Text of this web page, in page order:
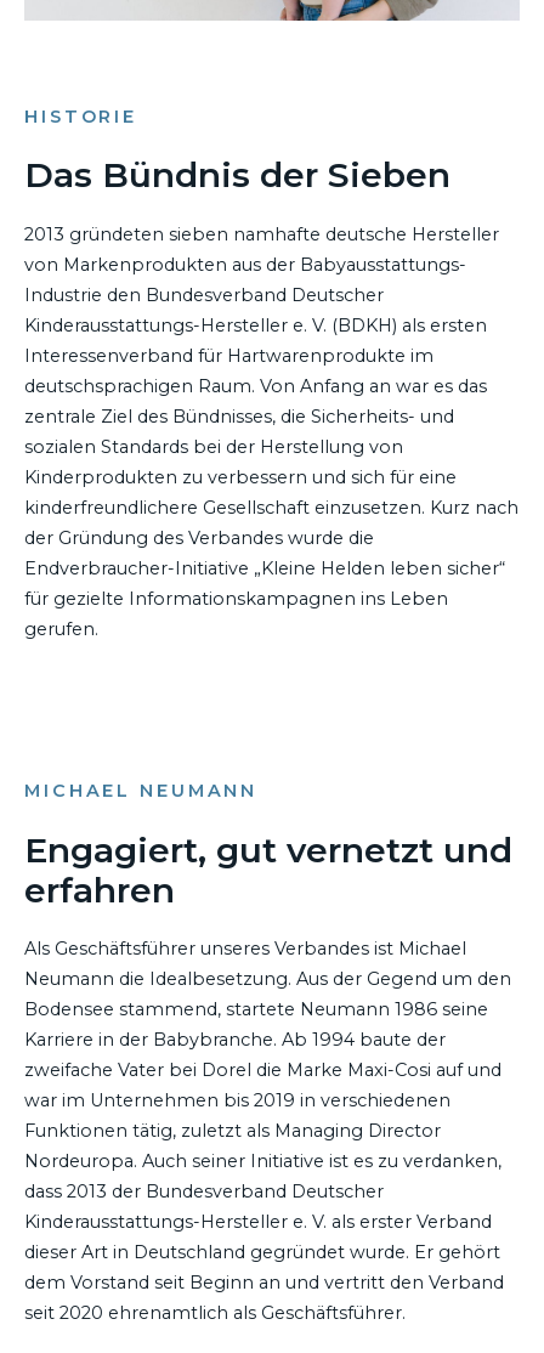
HISTORIE
Das Bündnis der Sieben
2013 gründeten sieben namhafte deutsche Hersteller
von Markenprodukten aus der Babyausstattungs-
Industrie den Bundesverband Deutscher
Kinderausstattungs-Hersteller e. V. (BDKH) als ersten
Interessenverband für Hartwarenprodukte im
deutschsprachigen Raum. Von Anfang an war es das
zentrale Ziel des Bündnisses, die Sicherheits- und
sozialen Standards bei der Herstellung von
Kinderprodukten zu verbessern und sich für eine
kinderfreundlichere Gesellschaft einzusetzen. Kurz nach
der Gründung des Verbandes wurde die
Endverbraucher-Initiative „Kleine Helden leben sicher“
für gezielte Informationskampagnen ins Leben
gerufen.
MICHAEL NEUMANN
Engagiert, gut vernetzt und
erfahren
Als Geschäftsführer unseres Verbandes ist Michael
Neumann die Idealbesetzung. Aus der Gegend um den
Bodensee stammend, startete Neumann 1986 seine
Karriere in der Babybranche. Ab 1994 baute der
zweifache Vater bei Dorel die Marke Maxi-Cosi auf und
war im Unternehmen bis 2019 in verschiedenen
Funktionen tätig, zuletzt als Managing Director
Nordeuropa. Auch seiner Initiative ist es zu verdanken,
dass 2013 der Bundesverband Deutscher
Kinderausstattungs-Hersteller e. V. als erster Verband
dieser Art in Deutschland gegründet wurde. Er gehört
dem Vorstand seit Beginn an und vertritt den Verband
seit 2020 ehrenamtlich als Geschäftsführer.